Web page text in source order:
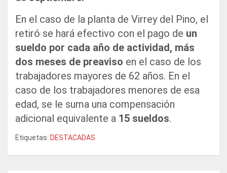
En el caso de la planta de Virrey del Pino, el
retiró se hará efectivo con el pago de un
sueldo por cada año de actividad, más
dos meses de preaviso en el caso de los
trabajadores mayores de 62 años. En el
caso de los trabajadores menores de esa
edad, se le suma una compensación
adicional equivalente a 15 sueldos.
Etiquetas: DESTACADAS